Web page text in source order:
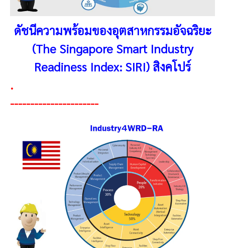
ดัชนีความพร้อมของอุตสาหกรรมอัจฉริยะ
(The Singapore Smart Industry
Readiness Index: SIRI) สิงคโปร์
.
----------------------